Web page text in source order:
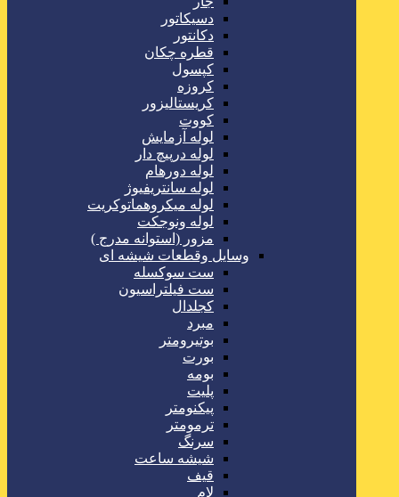
دسیکاتور
دکانتور
قطره چکان
کپسول
کروزه
کریستالیزور
کووت
لوله آزمایش
لوله درپیچ دار
لوله دورهام
لوله سانتریفیوژ
لوله میکروهماتوکریت
لوله ونوجکت
مزور (استوانه مدرج )
وسایل وقطعات شیشه ای
ست سوکسله
ست فیلتراسیون
کجلدال
مبرد
بوتیرومتر
بورت
بومه
پلیت
پیکنومتر
ترمومتر
سرنگ
شیشه ساعت
قیف
لام